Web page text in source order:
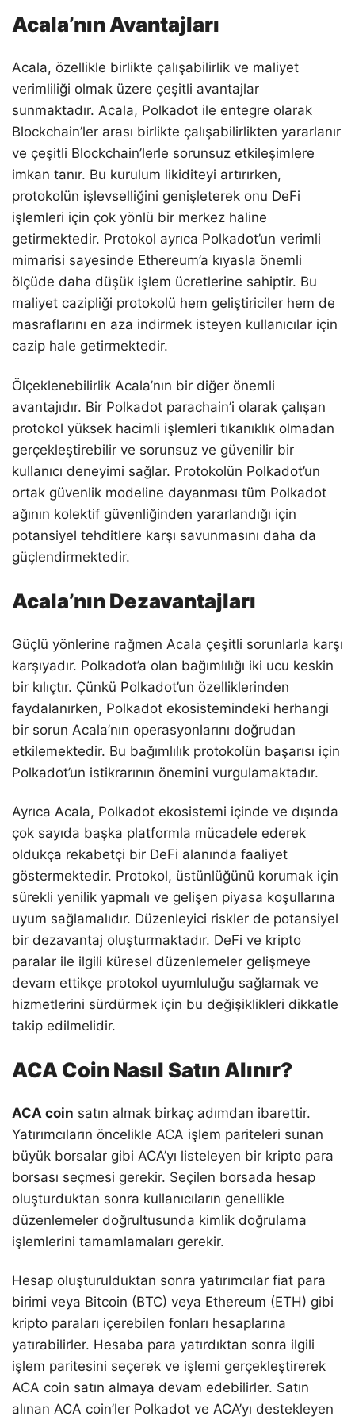
Acala’nın Avantajları
Acala, özellikle birlikte çalışabilirlik ve maliyet
verimliliği olmak üzere çeşitli avantajlar
sunmaktadır. Acala, Polkadot ile entegre olarak
Blockchain’ler arası birlikte çalışabilirlikten yararlanır
ve çeşitli Blockchain’lerle sorunsuz etkileşimlere
imkan tanır. Bu kurulum likiditeyi artırırken,
protokolün işlevselliğini genişleterek onu DeFi
işlemleri için çok yönlü bir merkez haline
getirmektedir. Protokol ayrıca Polkadot’un verimli
mimarisi sayesinde Ethereum’a kıyasla önemli
ölçüde daha düşük işlem ücretlerine sahiptir. Bu
maliyet cazipliği protokolü hem geliştiriciler hem de
masraflarını en aza indirmek isteyen kullanıcılar için
cazip hale getirmektedir.
Ölçeklenebilirlik Acala’nın bir diğer önemli
avantajıdır. Bir Polkadot parachain’i olarak çalışan
protokol yüksek hacimli işlemleri tıkanıklık olmadan
gerçekleştirebilir ve sorunsuz ve güvenilir bir
kullanıcı deneyimi sağlar. Protokolün Polkadot’un
ortak güvenlik modeline dayanması tüm Polkadot
ağının kolektif güvenliğinden yararlandığı için
potansiyel tehditlere karşı savunmasını daha da
güçlendirmektedir.
Acala’nın Dezavantajları
Güçlü yönlerine rağmen Acala çeşitli sorunlarla karşı
karşıyadır. Polkadot’a olan bağımlılığı iki ucu keskin
bir kılıçtır. Çünkü Polkadot’un özelliklerinden
faydalanırken, Polkadot ekosistemindeki herhangi
bir sorun Acala’nın operasyonlarını doğrudan
etkilemektedir. Bu bağımlılık protokolün başarısı için
Polkadot’un istikrarının önemini vurgulamaktadır.
Ayrıca Acala, Polkadot ekosistemi içinde ve dışında
çok sayıda başka platformla mücadele ederek
oldukça rekabetçi bir DeFi alanında faaliyet
göstermektedir. Protokol, üstünlüğünü korumak için
sürekli yenilik yapmalı ve gelişen piyasa koşullarına
uyum sağlamalıdır. Düzenleyici riskler de potansiyel
bir dezavantaj oluşturmaktadır. DeFi ve kripto
paralar ile ilgili küresel düzenlemeler gelişmeye
devam ettikçe protokol uyumluluğu sağlamak ve
hizmetlerini sürdürmek için bu değişiklikleri dikkatle
takip edilmelidir.
ACA Coin Nasıl Satın Alınır?
ACA coin satın almak birkaç adımdan ibarettir.
Yatırımcıların öncelikle ACA işlem pariteleri sunan
büyük borsalar gibi ACA’yı listeleyen bir kripto para
borsası seçmesi gerekir. Seçilen borsada hesap
oluşturduktan sonra kullanıcıların genellikle
düzenlemeler doğrultusunda kimlik doğrulama
işlemlerini tamamlamaları gerekir.
Hesap oluşturulduktan sonra yatırımcılar fiat para
birimi veya Bitcoin (BTC) veya Ethereum (ETH) gibi
kripto paraları içerebilen fonları hesaplarına
yatırabilirler. Hesaba para yatırdıktan sonra ilgili
işlem paritesini seçerek ve işlemi gerçekleştirerek
ACA coin satın almaya devam edebilirler. Satın
alınan ACA coin’ler Polkadot ve ACA’yı destekleyen